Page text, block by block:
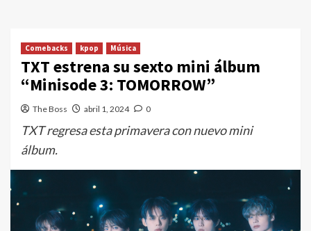
Comebacks kpop Música
TXT estrena su sexto mini álbum
“Minisode 3: TOMORROW”
The Boss abril 1, 2024 0
TXT regresa esta primavera con nuevo mini
álbum.